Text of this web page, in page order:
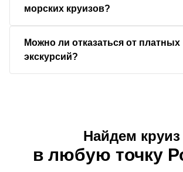
морских круизов?
Можно ли отказаться от платных
экскурсий?
Найдем круиз
в любую точку